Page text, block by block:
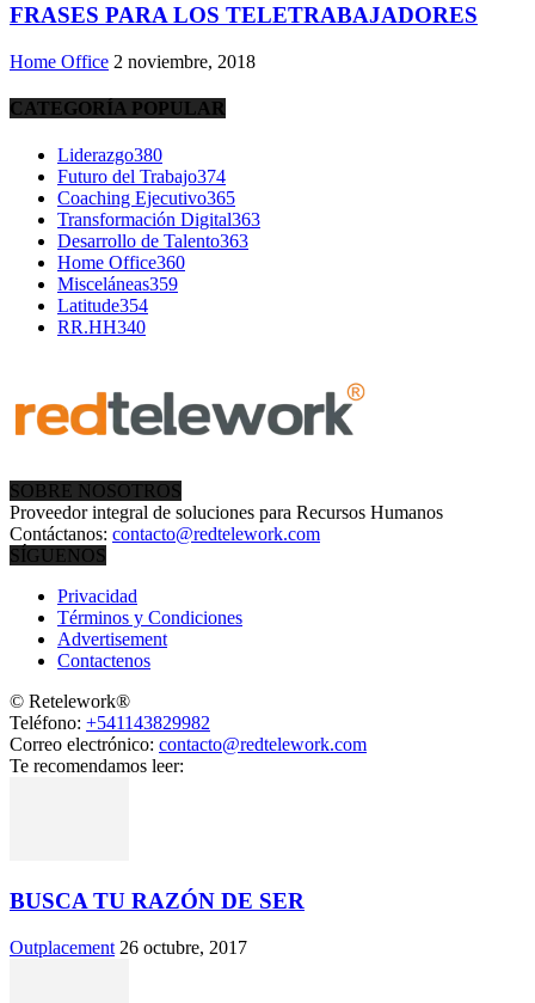
FRASES PARA LOS TELETRABAJADORES
Home Office 2 noviembre, 2018
CATEGORÍA POPULAR
Liderazgo380
Futuro del Trabajo374
Coaching Ejecutivo365
Transformación Digital363
Desarrollo de Talento363
Home Office360
Misceláneas359
Latitude354
RR.HH340
SOBRE NOSOTROS
Proveedor integral de soluciones para Recursos Humanos
Contáctanos: contacto@redtelework.com
SÍGUENOS
Privacidad
Términos y Condiciones
Advertisement
Contactenos
© Retelework®
Teléfono: +541143829982
Correo electrónico: contacto@redtelework.com
Te recomendamos leer:
BUSCA TU RAZÓN DE SER
Outplacement 26 octubre, 2017